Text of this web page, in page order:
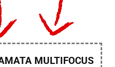
MULTIFOCUS